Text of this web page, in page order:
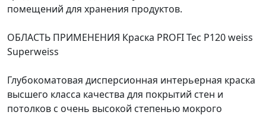
помещений для хранения продуктов.
ОБЛАСТЬ ПРИМЕНЕНИЯ Краска PROFI Tec P120 weiss
Superweiss
Глубокоматовая дисперсионная интерьерная краска
высшего класса качества для покрытий стен и
потолков с очень высокой степенью мокрого